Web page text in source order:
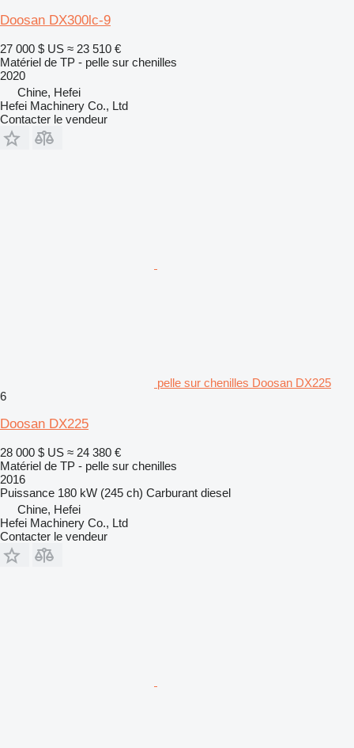
Doosan DX300lc-9
27 000 $ US ≈ 23 510 €
Matériel de TP - pelle sur chenilles
2020
Chine, Hefei
Hefei Machinery Co., Ltd
Contacter le vendeur
pelle sur chenilles Doosan DX225
6
Doosan DX225
28 000 $ US ≈ 24 380 €
Matériel de TP - pelle sur chenilles
2016
Puissance 180 kW (245 ch) Carburant diesel
Chine, Hefei
Hefei Machinery Co., Ltd
Contacter le vendeur